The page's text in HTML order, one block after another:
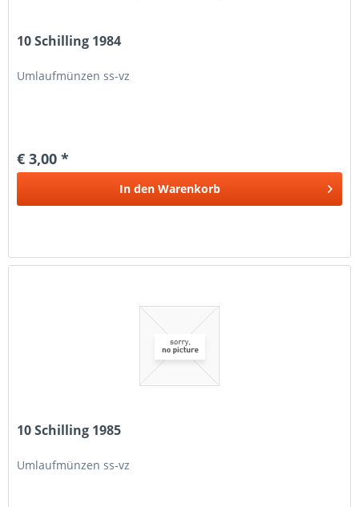
10 Schilling 1984
Umlaufmünzen ss-vz
€ 3,00 *
In den Warenkorb
10 Schilling 1985
Umlaufmünzen ss-vz